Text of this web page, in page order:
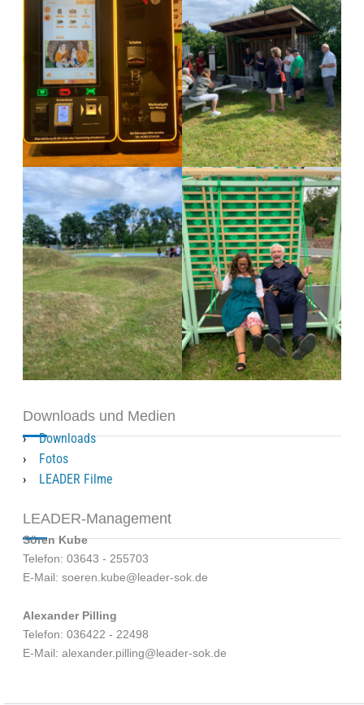
Downloads und Medien
Downloads
Fotos
LEADER Filme
LEADER-Management
Sören Kube
Telefon: 03643 - 255703
E-Mail: soeren.kube@leader-sok.de
Alexander Pilling
Telefon: 036422 - 22498
E-Mail: alexander.pilling@leader-sok.de